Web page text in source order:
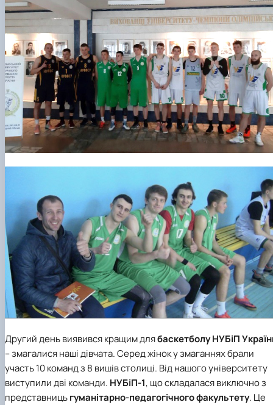
Другий день виявився кращим длябаскетболуНУБіП
– змагалися наші дівчата. Серед жінок у змаганнях брали
участь 10 команд з 8 вишів столиці. Від нашого університету
виступили дві команди. НУБіП-1, що складалася виключно з
представницьгуманітарно-педагогічного факультету. Це